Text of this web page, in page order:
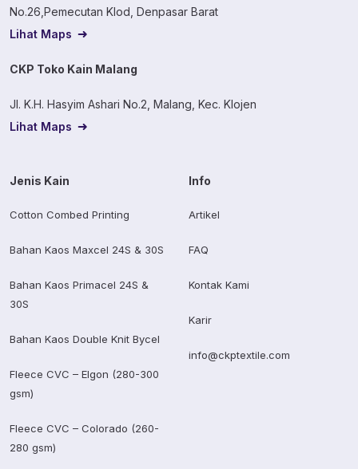
No.26,Pemecutan Klod, Denpasar Barat
Lihat Maps
CKP Toko Kain Malang
Jl. K.H. Hasyim Ashari No.2, Malang, Kec. Klojen
Lihat Maps
Jenis Kain
Cotton Combed Printing
Bahan Kaos Maxcel 24S & 30S
Bahan Kaos Primacel 24S &
30S
Bahan Kaos Double Knit Bycel
Fleece CVC – Elgon (280-300
gsm)
Fleece CVC – Colorado (260-
280 gsm)
Info
Artikel
FAQ
Kontak Kami
Karir
info@ckptextile.com